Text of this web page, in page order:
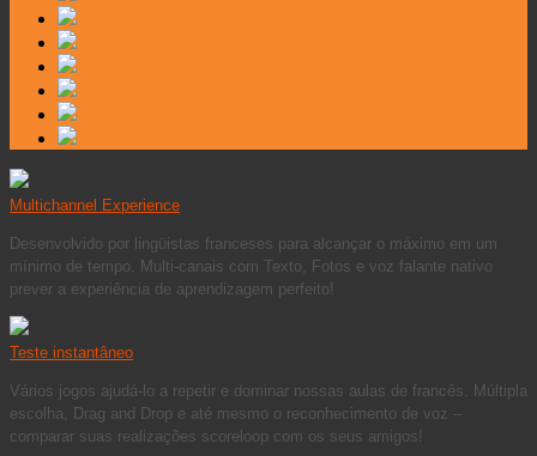
Multichannel Experience
Desenvolvido por lingüistas franceses para alcançar o máximo em um
mínimo de tempo. Multi-canais com Texto, Fotos e voz falante nativo
prever a experiência de aprendizagem perfeito!
Teste instantâneo
Vários jogos ajudá-lo a repetir e dominar nossas aulas de francês. Múltipla
escolha, Drag and Drop e até mesmo o reconhecimento de voz –
comparar suas realizações scoreloop com os seus amigos!